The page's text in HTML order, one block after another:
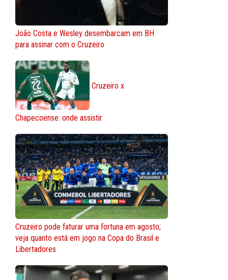
João Costa e Wesley desembarcam em BH
para assinar com o Cruzeiro
Cruzeiro x
Chapecoense: onde assistir
Cruzeiro pode faturar uma fortuna em agosto;
veja quanto está em jogo na Copa do Brasil e
Libertadores